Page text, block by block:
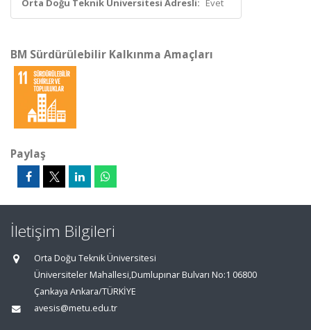
Orta Doğu Teknik Üniversitesi Adresli: Evet
BM Sürdürülebilir Kalkınma Amaçları
Paylaş
İletişim Bilgileri
Orta Doğu Teknik Üniversitesi
Üniversiteler Mahallesi,Dumlupınar Bulvarı No:1 06800
Çankaya Ankara/TÜRKİYE
avesis@metu.edu.tr